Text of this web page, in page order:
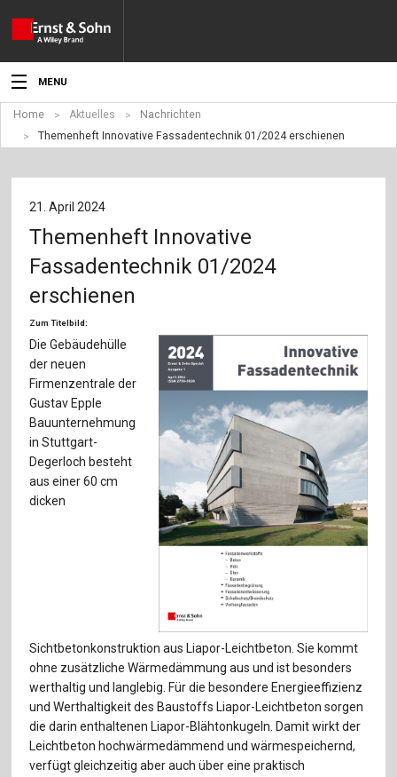
MENU
Aktuelles
Angebote
Fachgebiete
Werben
Service
Für Autor:innen
Verlag
Sprache / Language: DE Sprache / Language: EN
Home Aktuelles
Nachrichten
Themenheft Innovative Fassadentechnik 01/2024 erschienen
21. April 2024
Themenheft Innovative
Fassadentechnik 01/2024
erschienen
Zum Titelbild:
Die Gebäudehülle
der neuen
Firmenzentrale der
Gustav Epple
Bauunternehmung
in Stuttgart-
Degerloch besteht
aus einer 60 cm
dicken
Sichtbetonkonstruktion aus Liapor-Leichtbeton. Sie kommt
ohne zusätzliche Wärmedämmung aus und ist besonders
werthaltig und langlebig. Für die besondere Energieeffizienz
und Werthaltigkeit des Baustoffs Liapor-Leichtbeton sorgen
die darin enthaltenen Liapor-Blähtonkugeln. Damit wirkt der
Leichtbeton hochwärmedämmend und wärmespeichernd,
verfügt gleichzeitig aber auch über eine praktisch